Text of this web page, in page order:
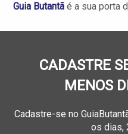
Guia Butantã é a sua porta
CADASTRE
MENOS
Cadastre-se no
os dias,